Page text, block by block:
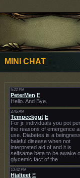
MINI CHAT